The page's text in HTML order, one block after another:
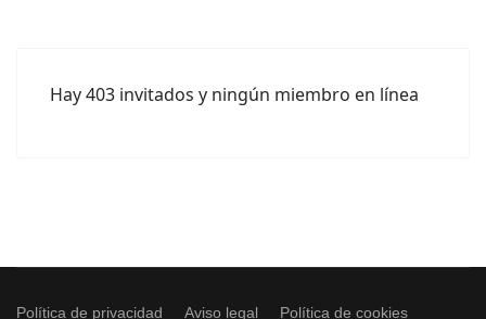
Hay 403 invitados y ningún miembro en línea
Política de privacidad Aviso legal Política de cookies